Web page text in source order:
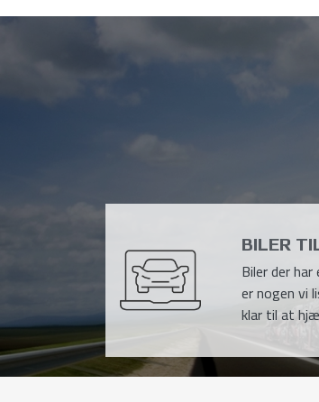
BILER
Biler der
er nogen vi
klar til at